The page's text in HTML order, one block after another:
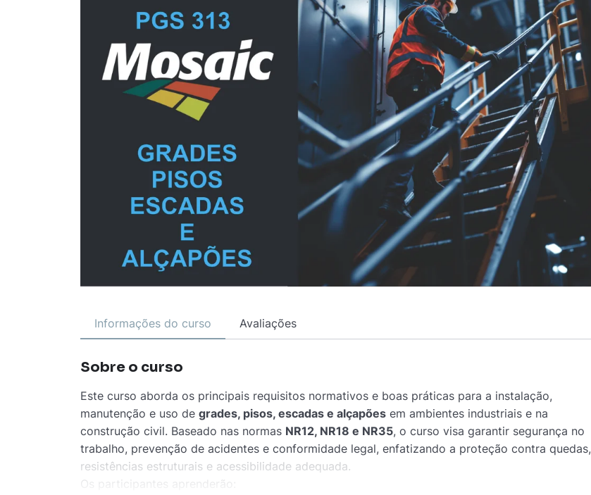
Informações do curso Avaliações
Sobre o curso
Este curso aborda os principais requisitos normativos e boas práticas para a instalação,
manutenção e uso de grades, pisos, escadas e alçapões em ambientes industriais e na
construção civil. Baseado nas normas NR12, NR18 e NR35, o curso visa garantir segurança no
trabalho, prevenção de acidentes e conformidade legal, enfatizando a proteção contra quedas,
resistências estruturais e acessibilidade adequada.
Os participantes aprenderão: